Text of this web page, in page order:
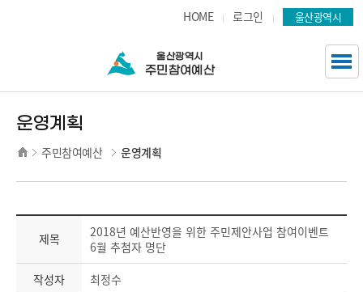
HOME 로그인 울산광역시
운영계획
주민참여예산 운영계획
제목
2018년 예산반영을 위한 주민제안사업 참여이벤트
6월 추첨자 명단
작성자
최정수